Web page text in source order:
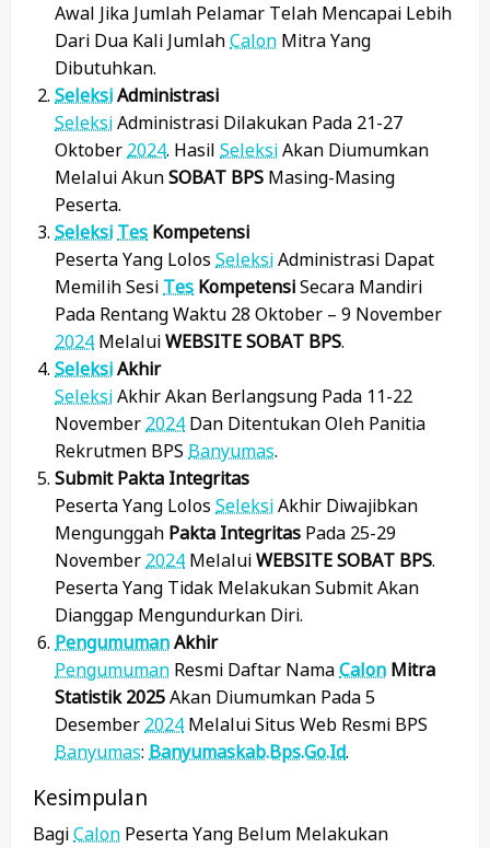
Awal Jika Jumlah Pelamar Telah Mencapai Lebih
Dari Dua Kali JumlahCalon Mitra Yang
Dibutuhkan.
SeleksiAdministrasi
SeleksiAdministrasi Dilakukan Pada 21-27
Oktober2024. Hasil SeleksiAkan Diumumkan
Melalui AkunSOBAT BPS Masing-Masing
Peserta.
SeleksiTes Kompetensi
Peserta Yang Lolos SeleksiAdministrasi Dapat
Memilih SesiTes KompetensiSecara Mandiri
Pada Rentang Waktu 28 Oktober – 9 November
2024 MelaluiWEBSITE SOBAT BPS.
SeleksiAkhir
SeleksiAkhir Akan Berlangsung Pada 11-22
November2024 Dan Ditentukan Oleh Panitia
Rekrutmen BPS Banyumas.
Submit Pakta Integritas
Peserta Yang Lolos SeleksiAkhir Diwajibkan
Mengunggah Pakta Integritas Pada 25-29
November2024 MelaluiWEBSITE SOBAT BPS.
Peserta Yang Tidak Melakukan Submit Akan
Dianggap Mengundurkan Diri.
PengumumanAkhir
Pengumuman Resmi Daftar NamaCalon Mitra
Statistik 2025Akan Diumumkan Pada 5
Desember2024 Melalui Situs Web Resmi BPS
Banyumas: Banyumaskab.bps.go.id.
Kesimpulan
BagiCalon Peserta Yang Belum Melakukan